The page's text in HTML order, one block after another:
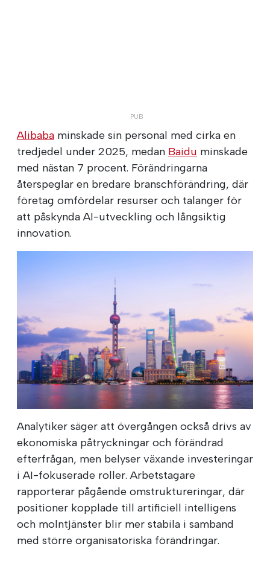
Alibaba minskade sin personal med cirka en
tredjedel under 2025, medan Baidu minskade
med nästan 7 procent. Förändringarna
återspeglar en bredare branschförändring, där
företag omfördelar resurser och talanger för
att påskynda AI-utveckling och långsiktig
innovation.
Analytiker säger att övergången också drivs av
ekonomiska påtryckningar och förändrad
efterfrågan, men belyser växande investeringar
i AI-fokuserade roller. Arbetstagare
rapporterar pågående omstruktureringar, där
positioner kopplade till artificiell intelligens
och molntjänster blir mer stabila i samband
med större organisatoriska förändringar.